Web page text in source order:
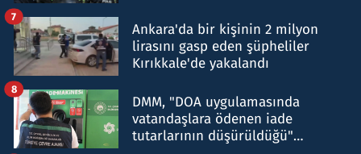
Ankara'da bir kişinin 2 milyon
lirasını gasp eden şüpheliler
Kırıkkale'de yakalandı
7
DMM, "DOA uygulamasında
vatandaşlara ödenen iade
tutarlarının düşürüldüğü"
8